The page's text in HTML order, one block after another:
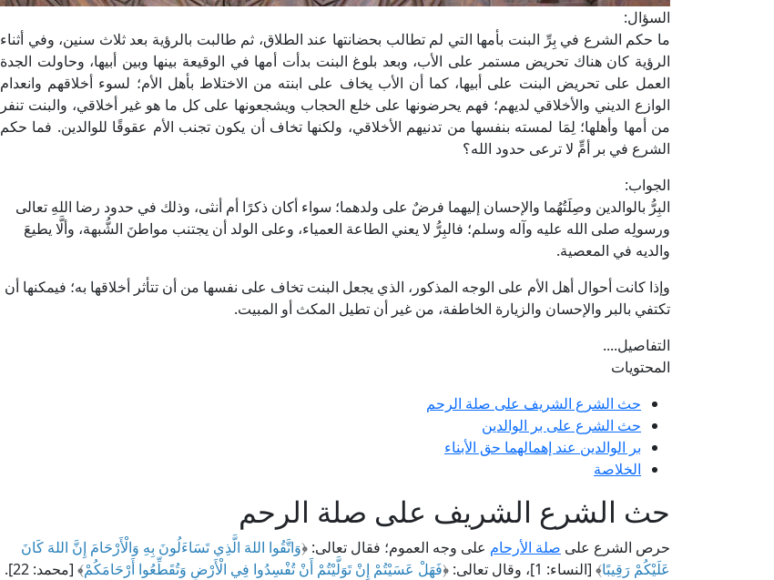
السؤال:
ما حكم الشرع في بِرِّ البنت بأمها التي لم تطالب بحضانتها عند الطلاق، ثم طالبت بالرؤية بعد ثلاث سنين، وفي أثناء
الرؤية كان هناك تحريض مستمر على الأب، وبعد بلوغ البنت بدأت أمها في الوقيعة بينها وبين أبيها، وحاولت الجدة
العمل على تحريض البنت على أبيها، كما أن الأب يخاف على ابنته من الاختلاط بأهل الأم؛ لسوء أخلاقهم وانعدام
الوازع الديني والأخلاقي لديهم؛ فهم يحرضونها على خلع الحجاب ويشجعونها على كل ما هو غير أخلاقي، والبنت تنفر
من أمها وأهلها؛ لِمَا لمسته بنفسها من تدنيهم الأخلاقي، ولكنها تخاف أن يكون تجنب الأم عقوقًا للوالدين. فما حكم
الشرع في بر أمٍّ لا ترعى حدود الله؟
الجواب:
البِرُّ بالوالدين وصِلَتُهُما والإحسان إليهما فرضٌ على ولدهما؛ سواء أكان ذكرًا أم أنثى، وذلك في حدود رضا اللهِ تعالى
ورسولِه صلى الله عليه وآله وسلم؛ فالبِرُّ لا يعني الطاعة العمياء، وعلى الولد أن يجتنب مواطنَ الشُّبهة، وألَّا يطيعَ
والديه في المعصية.
وإذا كانت أحوال أهل الأم على الوجه المذكور، الذي يجعل البنت تخاف على نفسها من أن تتأثر أخلاقها به؛ فيمكنها أن
تكتفي بالبر والإحسان والزيارة الخاطفة، من غير أن تطيل المكث أو المبيت.
التفاصيل....
المحتويات
حث الشرع الشريف على صلة الرحم
حث الشرع على بر الوالدين
بر الوالدين عند إهمالهما حق الأبناء
الخلاصة
حث الشرع الشريف على صلة الرحم
حرص الشرع على صلة الأرحام على وجه العموم؛ فقال تعالى: ﴿وَاتَّقُوا اللهَ الَّذِي تَسَاءَلُونَ بِهِ وَالْأَرْحَامَ إِنَّ اللهَ كَانَ
عَلَيْكُمْ رَقِيبًا﴾ [النساء: 1]، وقال تعالى: ﴿ فَهَلْ عَسَيْتُمْ إِنْ تَوَلَّيْتُمْ أَنْ تُفْسِدُوا فِي الْأَرْضِ وَتُقَطِّعُوا أَرْحَامَكُمْ﴾ [محمد: 22].